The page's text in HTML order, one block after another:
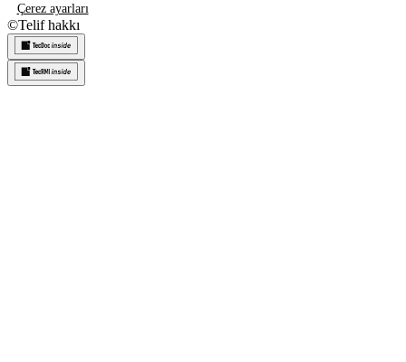
Çerez ayarları
©Telif hakkı